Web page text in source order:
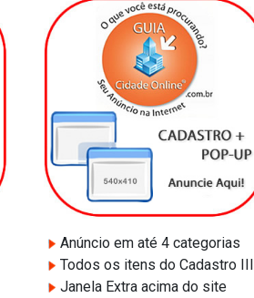
Anúncio em até 4 categorias
Todos os itens do Cadastro III
Janela Extra acima do site